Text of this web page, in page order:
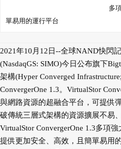
多
單易用的運行平台
2021年10月12日--全球NAND快閃
(NasdaqGS: SIMO)今日公布旗下
架構(Hyper Converged
ConvergerOne 1.3。VirtualStor
與網路資源的超融合平台，可提供
破傳統三層式架構的資源擴展不易
VirtualStor ConvergerOne 1.3多項
提供更加安全、高效，且簡單易用